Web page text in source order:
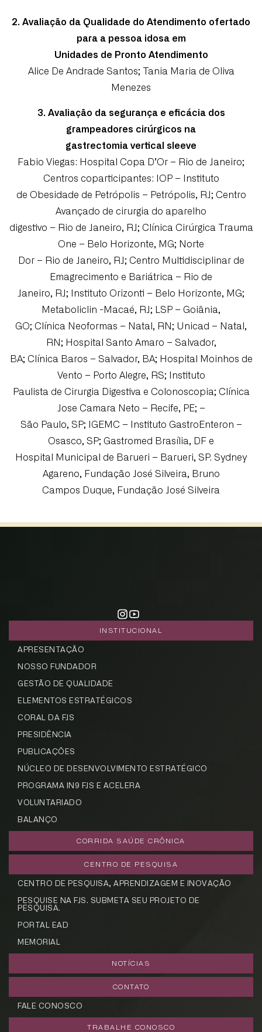
2. Avaliação da Qualidade do Atendimento ofertado
para a pessoa idosa em
Unidades de Pronto Atendimento
Alice De Andrade Santos; Tania Maria de Oliva
Menezes
3. Avaliação da segurança e eficácia dos
grampeadores cirúrgicos na
gastrectomia vertical sleeve
Fabio Viegas: Hospital Copa D’Or – Rio de Janeiro;
Centros coparticipantes: IOP – Instituto
de Obesidade de Petrópolis – Petrópolis, RJ; Centro
Avançado de cirurgia do aparelho
digestivo – Rio de Janeiro, RJ; Clínica Cirúrgica Trauma
One – Belo Horizonte, MG; Norte
Dor – Rio de Janeiro, RJ; Centro Multidisciplinar de
Emagrecimento e Bariátrica – Rio de
Janeiro, RJ; Instituto Orizonti – Belo Horizonte, MG;
Metaboliclin -Macaé, RJ; LSP – Goiânia,
GO; Clínica Neoformas – Natal, RN; Unicad – Natal,
RN; Hospital Santo Amaro – Salvador,
BA; Clínica Baros – Salvador, BA; Hospital Moinhos de
Vento – Porto Alegre, RS; Instituto
Paulista de Cirurgia Digestiva e Colonoscopia; Clínica
Jose Camara Neto – Recife, PE; –
São Paulo, SP; IGEMC – Instituto GastroEnteron –
Osasco, SP; Gastromed Brasília, DF e
Hospital Municipal de Barueri – Barueri, SP. Sydney
Agareno, Fundação José Silveira, Bruno
Campos Duque, Fundação José Silveira
INSTITUCIONAL
APRESENTAÇÃO
NOSSO FUNDADOR
GESTÃO DE QUALIDADE
ELEMENTOS ESTRATÉGICOS
CORAL DA FJS
PRESIDÊNCIA
PUBLICAÇÕES
NÚCLEO DE DESENVOLVIMENTO ESTRATÉGICO
PROGRAMA IN9 FJS E ACELERA
VOLUNTARIADO
BALANÇO
CORRIDA SAÚDE CRÔNICA
CENTRO DE PESQUISA
CENTRO DE PESQUISA, APRENDIZAGEM E INOVAÇÃO
PESQUISE NA FJS. SUBMETA SEU PROJETO DE
PESQUISA.
PORTAL EAD
MEMORIAL
NOTÍCIAS
CONTATO
FALE CONOSCO
TRABALHE CONOSCO
receba notícias da Fundação José
Silveira em seu e-mail.